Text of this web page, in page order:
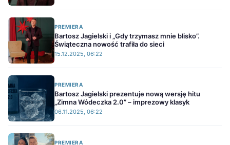
PREMIERA
Bartosz Jagielski i „Gdy trzymasz mnie blisko”.
Świąteczna nowość trafiła do sieci
15.12.2025, 06:22
PREMIERA
Bartosz Jagielski prezentuje nową wersję hitu
„Zimna Wódeczka 2.0” – imprezowy klasyk
06.11.2025, 06:22
PREMIERA